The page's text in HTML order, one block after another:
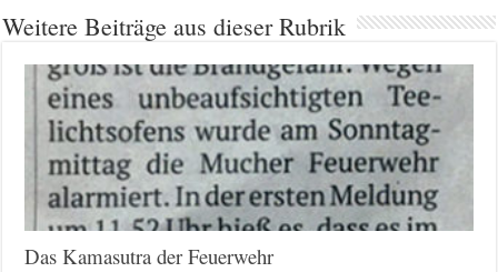
Weitere Beiträge aus dieser Rubrik
Das Kamasutra der Feuerwehr